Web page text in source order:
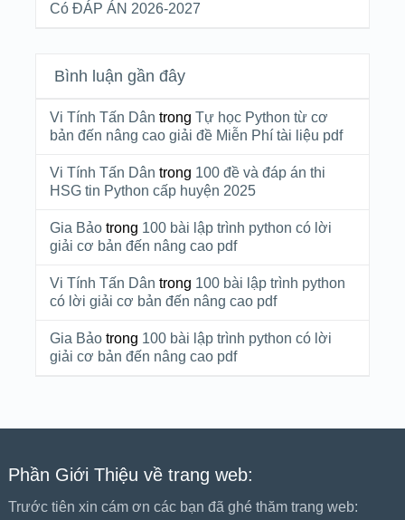
Có ĐÁP ÁN 2026-2027
Bình luận gần đây
Vi Tính Tấn Dân trong Tự học Python từ cơ
bản đến nâng cao giải đề Miễn Phí tài liệu pdf
Vi Tính Tấn Dân trong 100 đề và đáp án thi
HSG tin Python cấp huyện 2025
Gia Bảotrong 100 bài lập trình python có lời
giải cơ bản đến nâng cao pdf
Vi Tính Tấn Dân trong 100 bài lập trình python
có lời giải cơ bản đến nâng cao pdf
Gia Bảotrong 100 bài lập trình python có lời
giải cơ bản đến nâng cao pdf
Phần Giới Thiệu về trang web:
Trước tiên xin cám ơn các bạn đã ghé thăm trang web: